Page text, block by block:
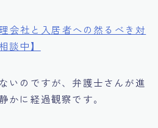
会社と入居者への然るべき対
談中】
いのですが、弁護士さんが進
かに経過観察です。